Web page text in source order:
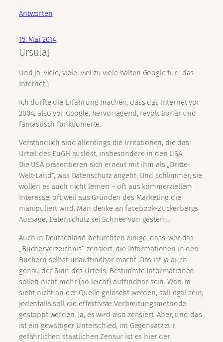
Antworten
15. Mai 2014
UrsulaJ
Und ja, viele, viele, viel zu viele halten Google für „das
Internet“.
Ich durfte die Erfahrung machen, dass das Internet vor
2004, also vor Google, hervorragend, revolutionär und
fantastisch funktionierte.
Verständlich sind allerdings die Irritationen, die das
Urteil des EuGH auslöst, insbesondere in den USA:
Die USA präsentieren sich erneut mit ihm als „Dritte-
Welt-Land“, was Datenschutz angeht. Und schlimmer, sie
wollen es auch nicht lernen – oft aus kommerziellem
Interesse, oft weil aus Gründen des Marketing die
manipuliert wird. Man denke an facebook-Zuckerbergs
Aussage, Datenschutz sei Schnee von gestern.
Auch in Deutschland befürchten einige, dass, wer das
„Bücherverzeichnis“ zensiert, die Informationen in den
Büchern selbst unauffindbar macht. Das ist ja auch
genau der Sinn des Urteils: Bestimmte Informationen
sollen nicht mehr (so leicht) auffindbar sein. Warum
sieht nicht an der Quelle gelöscht werden, soll egal sein,
jedenfalls soll die effektivste Verbreitungsmethode
gestoppt werden. Ja, es wird also zensiert. Aber, und das
ist ein gewaltiger Unterschied, im Gegensatz zur
gefährlichen staatlichen Zensur ist es hier der